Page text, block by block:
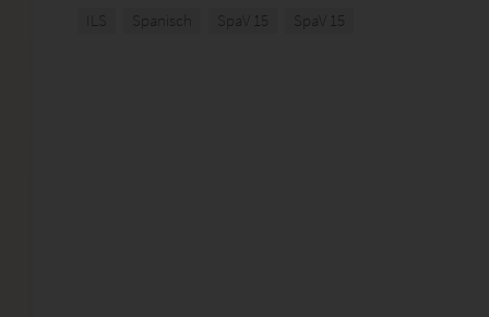
ILS Spanisch SpaV 15 SpaV 15